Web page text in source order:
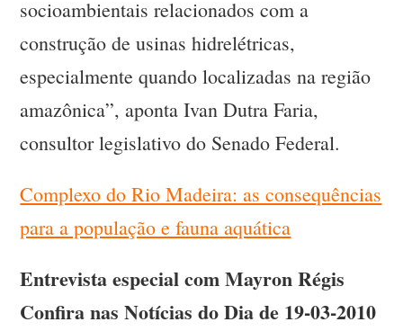
socioambientais relacionados com a
construção de usinas hidrelétricas,
especialmente quando localizadas na região
amazônica”, aponta Ivan Dutra Faria,
consultor legislativo do Senado Federal.
Complexo do Rio Madeira: as consequências
para a população e fauna aquática
Entrevista especial comMayron Régis
Confira nas Notícias do Dia de 19-03-2010